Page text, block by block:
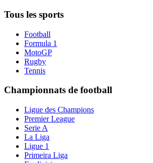
Tous les sports
Football
Formula 1
MotoGP
Rugby
Tennis
Championnats de football
Ligue des Champions
Premier League
Serie A
La Liga
Ligue 1
Primeira Liga